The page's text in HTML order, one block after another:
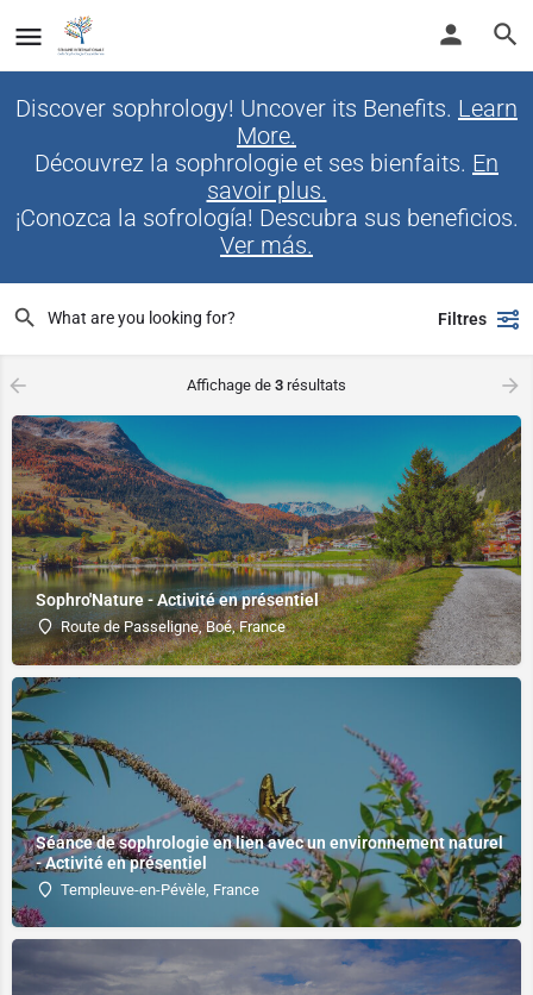
Discover sophrology! Uncover its Benefits. Learn
More.
Découvrez la sophrologie et ses bienfaits. En
savoir plus.
¡Conozca la sofrología! Descubra sus beneficios.
Ver más.
Filtres
Affichage de 3 résultats
Sophro'Nature - Activité en présentiel
Route de Passeligne, Boé, France
Séance de sophrologie en lien avec un environnement naturel
- Activité en présentiel
Templeuve-en-Pévèle, France